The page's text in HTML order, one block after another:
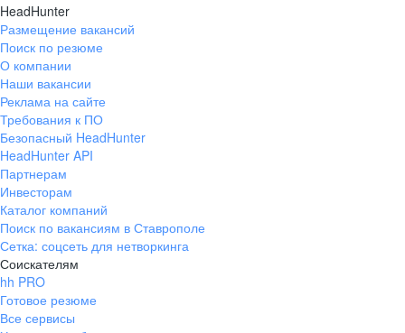
живой, иногда хаотичный, но с
огромной энергией. Со временем
компания выросла из идеи и
федеральный бизнес, а моя роль
тоже изменилась: из инженера и
основателя я перешел в CTO,
чтобы выстраивать уже не только
систему, но и сильную
технологическую команду —
разработку, инфраструктуру,
безопасность, качество и
надежность сервиса. Когда ты
создавал продукт своими руками,
сложные этапы роста и видел, как
HeadHunter
Размещение вакансий
Поиск по резюме
О компании
Наши вакансии
Реклама на сайте
Требования к ПО
Безопасный HeadHunter
HeadHunter API
Партнерам
Инвесторам
Каталог компаний
Поиск по вакансиям в Ставрополе
Сетка: соцсеть для нетворкинга
Соискателям
hh PRO
Готовое резюме
Все сервисы